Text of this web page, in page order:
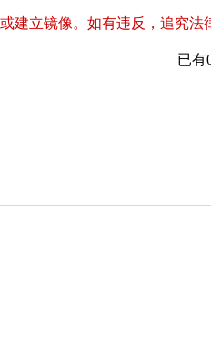
建立镜像。如有违反，追究法
已有